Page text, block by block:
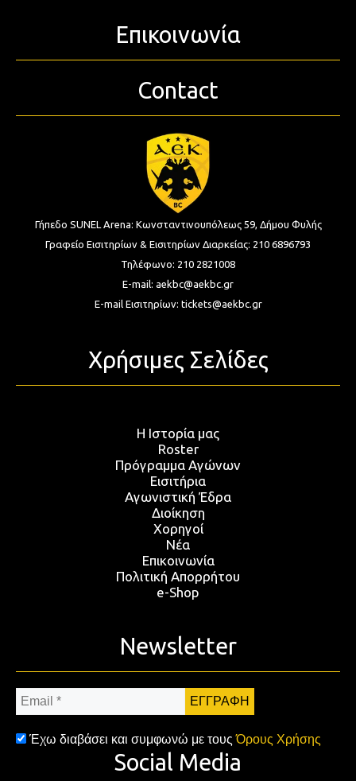
Επικοινωνία
Contact
Γήπεδο SUNEL Arena: Κωνσταντινουπόλεως 59, Δήμου Φυλής
Γραφείο Εισιτηρίων & Εισιτηρίων Διαρκείας: 210 6896793
Τηλέφωνο: 210 2821008
E-mail: aekbc@aekbc.gr
E-mail Εισιτηρίων: tickets@aekbc.gr
Χρήσιμες Σελίδες
Η Ιστορία μας
Roster
Πρόγραμμα Αγώνων
Εισιτήρια
Αγωνιστική Έδρα
Διοίκηση
Χορηγοί
Νέα
Επικοινωνία
Πολιτική Απορρήτου
e-Shop
Newsletter
Email
*
Έχω διαβάσει και συμφωνώ με τουςΌρους Χρήσης
Social Media